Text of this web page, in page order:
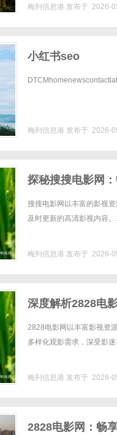
梅列信息港 发布于 2026-
小红书seo
梅列信息港 发布于 2026-
探秘搜搜电影网
搜搜电影网以丰富的影视
及时更新的高清影视内容。
梅列信息港 发布于 2026-
深度解析2828电
2828电影网以丰富影视资
多样化观影需求，深受影
梅列信息港 发布于 2026-
2828电影网：畅